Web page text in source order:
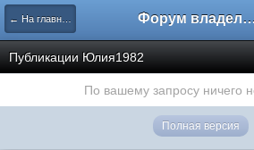
← На главную Форум владельцев
Публикации Юлия1982
По вашему запросу ничего
Полная версия